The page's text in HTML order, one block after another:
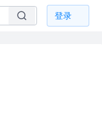
登录